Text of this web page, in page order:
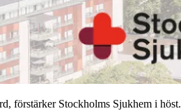
förstärker Stockholms Sjukhem i höst.